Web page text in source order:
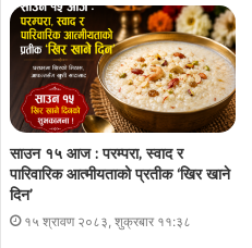
साउन १५ आज : परम्परा, स्वाद र
पारिवारिक आत्मीयताको प्रतीक ‘खिर खाने
दिन’
१५ श्रावण २०८३, शुक्रबार ११:३८